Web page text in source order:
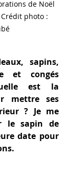
de Noël
photo :
sapins,
et congés
est la
mettre ses
? Je me
le sapin de
date pour